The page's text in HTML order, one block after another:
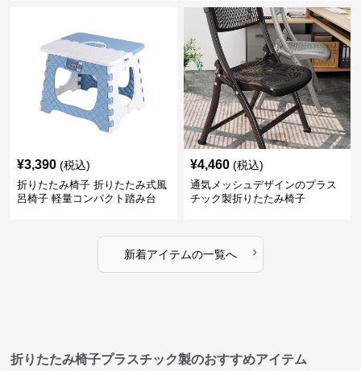
¥3,390 (税込)
折りたたみ椅子 折りたたみ式風
呂椅子 軽量コンパクト踏み台
¥4,460 (税込)
通気メッシュデザインのプラス
チック製折りたたみ椅子
新着アイテムの一覧へ ›
折りたたみ椅子プラスチック製のおすすめアイテム